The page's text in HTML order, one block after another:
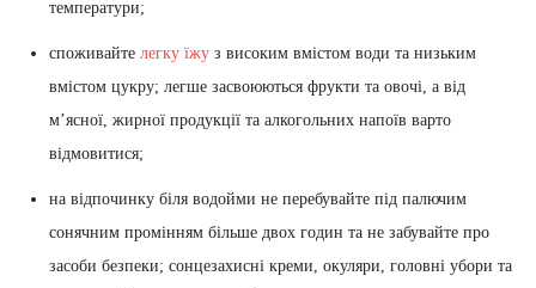
температури;
споживайте легку їжу з високим вмістом води та низьким
вмістом цукру; легше засвоюються фрукти та овочі, а від
м’ясної, жирної продукції та алкогольних напоїв варто
відмовитися;
на відпочинку біля водойми не перебувайте під палючим
сонячним промінням більше двох годин та не забувайте про
засоби безпеки; сонцезахисні креми, окуляри, головні убори та